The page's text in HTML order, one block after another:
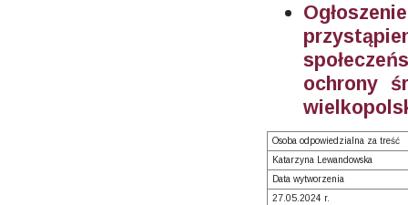
ochrony
Osoba odpowiedzialna za treść
Katarzyna Lewandowska
Data wytworzenia
27.05.2024 r.